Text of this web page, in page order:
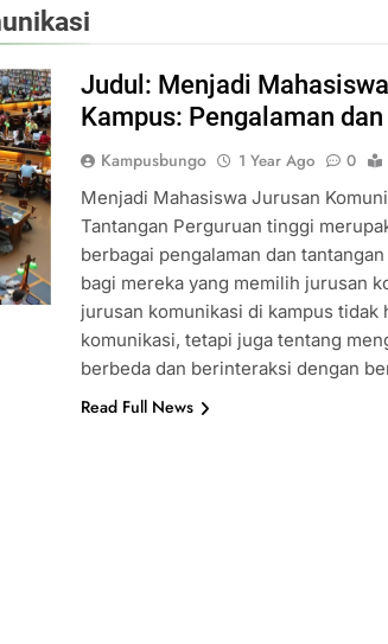
Judul: Menjadi
Kampus: Pengalaman dan
Kampusbungo 1 Year Ago 0
Menjadi Mahasiswa Jurusan
Tantangan Perguruan tinggi
berbagai pengalaman dan
bagi mereka yang memilih jurusan
jurusan komunikasi di kampus
komunikasi, tetapi juga tentang
berbeda dan berinteraksi dengan
Read Full News